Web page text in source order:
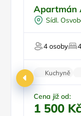
Pro turisty
Pro
Pro milovníky
Apartmán
Sídl.
4 osoby
Kuchyně
Klimatizace
Cena již od:
1 500